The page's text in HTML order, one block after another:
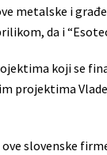
metalske i
da i
koji se
projektima
slovenske